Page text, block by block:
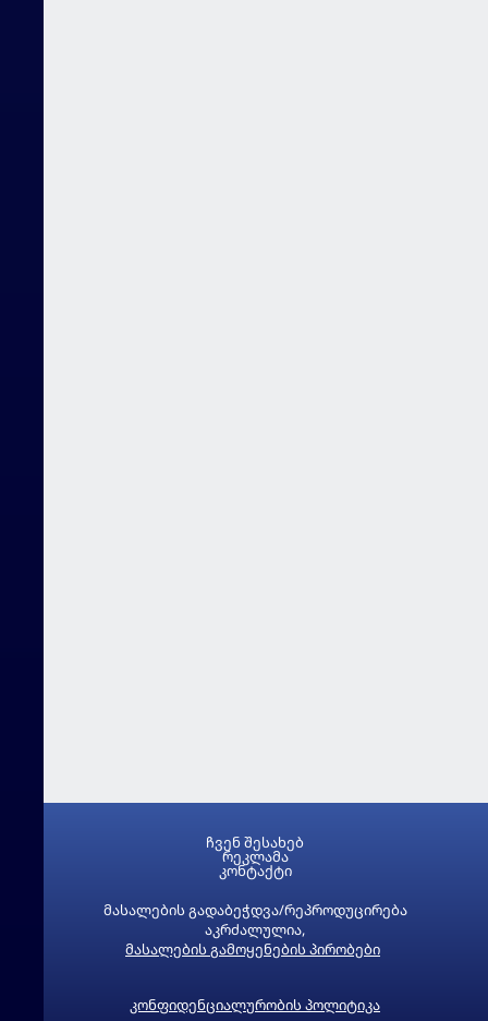
მასალების გადაბეჭდვა/რეპროდუცირება
აკრძალულია,
მასალების გამოყენების პირობები
კონფიდენციალურობის პოლიტიკა
ჩვენ შესახებ
რეკლამა
კონტაქტი